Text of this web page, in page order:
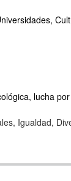
lucha
Igualdad,